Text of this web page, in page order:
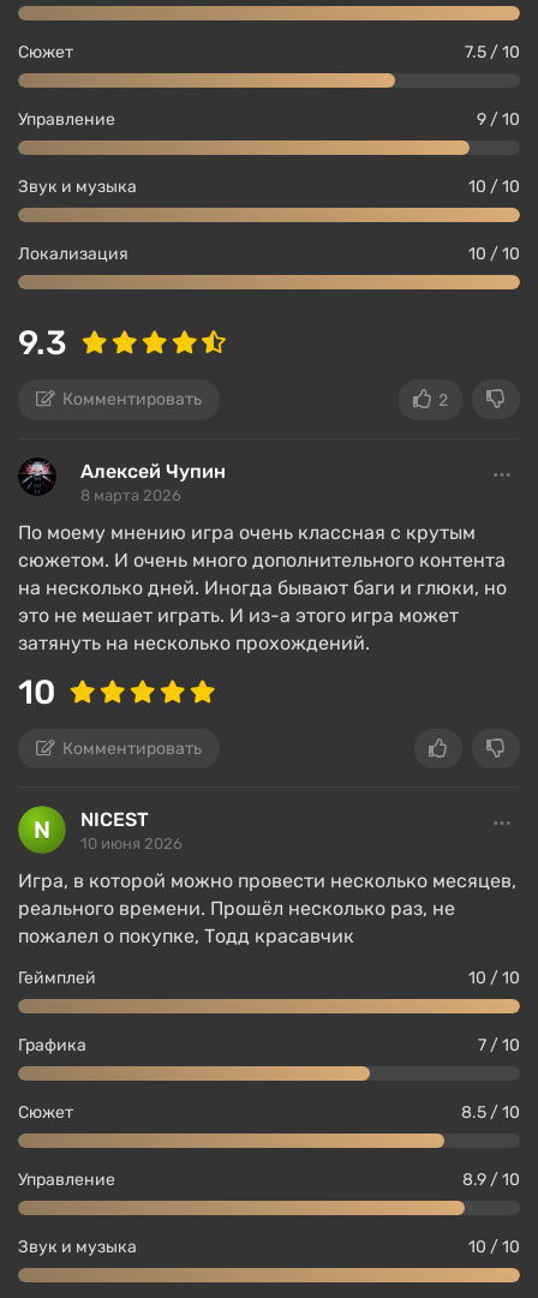
Сюжет 7.5 / 10
Управление 9 / 10
Звук и музыка 10 / 10
Локализация 10 / 10
9.3
Комментировать 2
Алексей Чупин
8 марта 2026
По моему мнению игра очень классная с крутым
сюжетом. И очень много дополнительного контента
на несколько дней. Иногда бывают баги и глюки, но
это не мешает играть. И из-а этого игра может
затянуть на несколько прохождений.
10
Комментировать
NICEST
10 июня 2026
Игра, в которой можно провести несколько месяцев,
реального времени. Прошёл несколько раз, не
пожалел о покупке, Тодд красавчик
Геймплей 10 / 10
Графика 7 / 10
Сюжет 8.5 / 10
Управление 8.9 / 10
Звук и музыка 10 / 10